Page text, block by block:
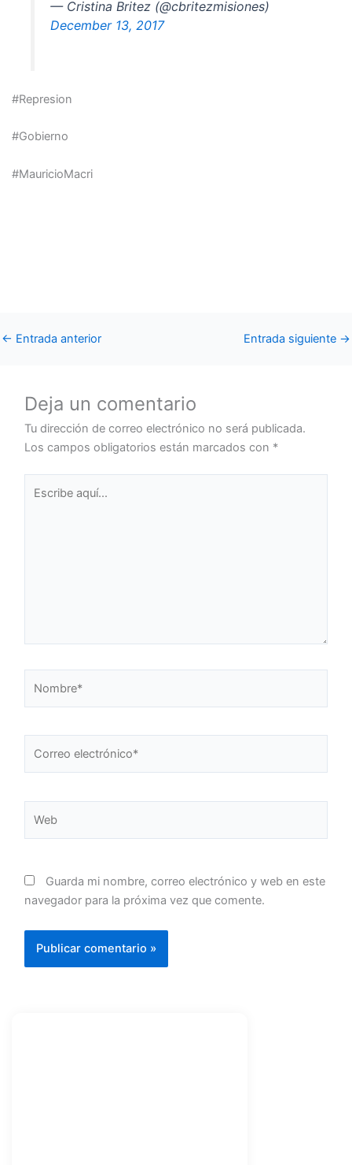
— Cristina Britez (@cbritezmisiones)
December 13, 2017
#Represion
#Gobierno
#MauricioMacri
← Entrada anterior Entrada siguiente →
Deja un comentario
Tu dirección de correo electrónico no será publicada.
Los campos obligatorios están marcados con *
aquí...
Guarda mi nombre, correo electrónico y web en este
navegador para la próxima vez que comente.